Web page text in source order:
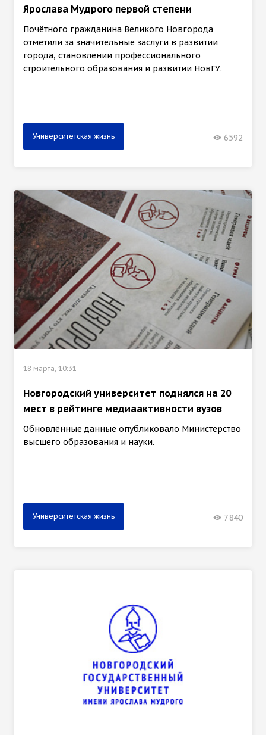
Ярослава Мудрого первой степени
Почётного гражданина Великого Новгорода
отметили за значительные заслуги в развитии
города, становлении профессионального
строительного образования и развитии НовГУ.
Университетская жизнь 6592
18 марта, 10:31
Новгородский университет поднялся на 20
мест в рейтинге медиаактивности вузов
Обновлённые данные опубликовало Министерство
высшего образования и науки.
Университетская жизнь 7840